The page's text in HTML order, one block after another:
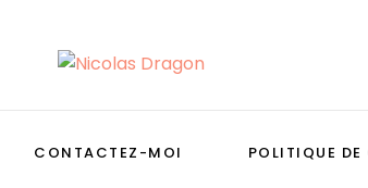
CONTACTEZ-MOI POLITIQUE